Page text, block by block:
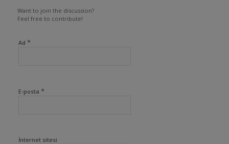
Want to join the discussion?
Feel free to contribute!
Ad *
E-posta *
İnternet sitesi